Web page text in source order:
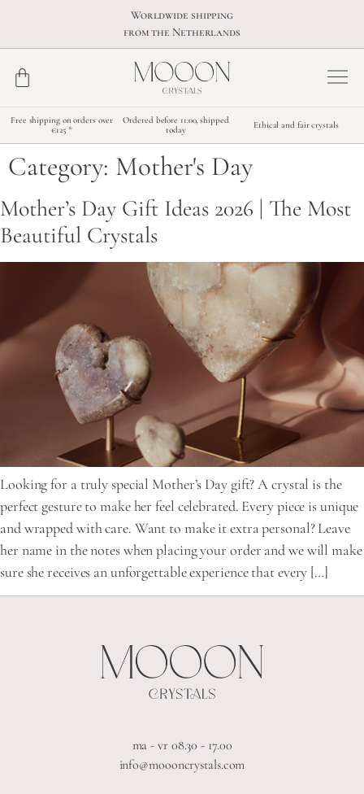
Worldwide shipping
from the Netherlands
Free shipping on orders over
€125 *
Ordered before 11:00, shipped
today
Ethical and fair crystals
Category: Mother's Day
Mother’s Day Gift Ideas 2026 | The Most
Beautiful Crystals
Looking for a truly special Mother’s Day gift? A crystal is the
perfect gesture to make her feel celebrated. Every piece is unique
and wrapped with care. Want to make it extra personal? Leave
her name in the notes when placing your order and we will make
sure she receives an unforgettable experience that every […]
ma - vr 08.30 - 17.00
info@moooncrystals.com